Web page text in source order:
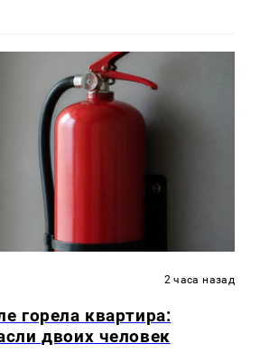
2 часа назад
горела квартира:
двоих человек